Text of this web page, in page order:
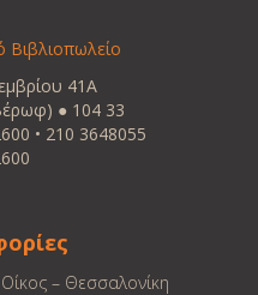
Βιβλιοπωλείο
41Α
● 104 33
• 210 3648055
– Θεσσαλονίκη